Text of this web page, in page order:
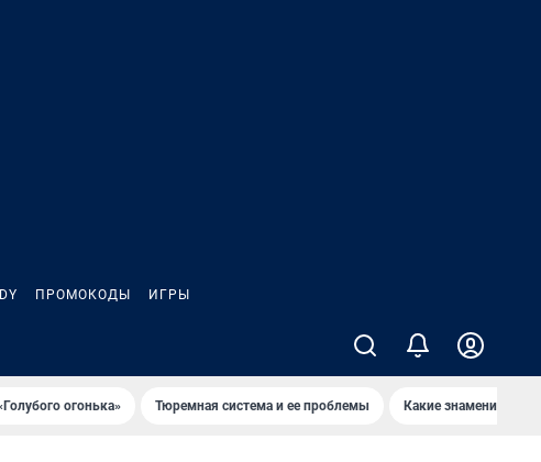
ПРОМОКОДЫ ИГРЫ
огонька» Тюремная система и ее проблемы Какие знаменитости